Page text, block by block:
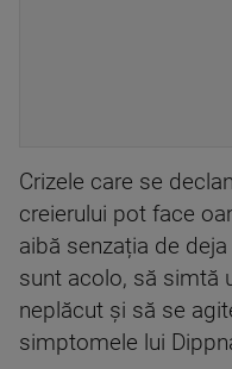
Crizele care se
creierului pot face
aibă senzația de
sunt acolo, să simtă
neplăcut și să se
simptomele lui